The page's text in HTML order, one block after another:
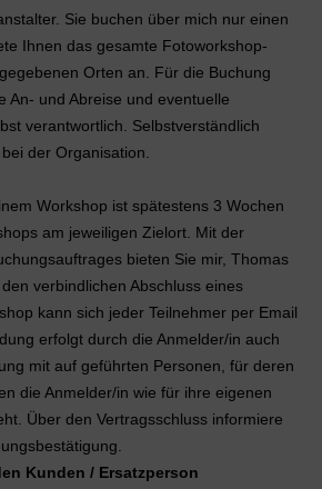
Sie buchen über mich nur einen
Ihnen das gesamte Fotoworkshop-
Orten an. Für die Buchung
An- und Abreise und eventuelle
verantwortlich. Selbstverständlich
der Organisation.
Workshop ist spätestens 3 Wochen
am jeweiligen Zielort. Mit der
bieten Sie mir, Thomas
verbindlichen Abschluss eines
kann sich jeder Teilnehmer per Email
erfolgt durch die Anmelder/in auch
mit auf geführten Personen, für deren
die Anmelder/in wie für ihre eigenen
Über den Vertragsschluss informiere
Kunden / Ersatzperson